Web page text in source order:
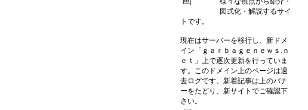
図式化・解説するサイ
トです。
現在はサーバーを移行し、新ドメ
イン「ｇａｒｂａｇｅｎｅｗｓ.ｎ
ｅｔ」上で逐次更新を行っていま
す。このドメイン上のページは過
去ログです。新着記事は上のバナ
ーをたどり、新サイトでご確認下
さい。